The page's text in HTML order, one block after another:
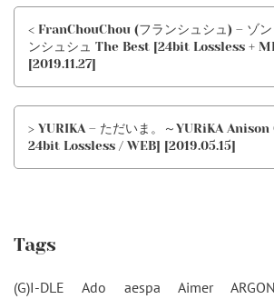
< FranChouChou (フランシュシュ) – ゾン
ンシュシュ The Best [24bit Lossless +
[2019.11.27]
> YURIKA – ただいま。～YURiKA Anison
24bit Lossless / WEB] [2019.05.15]
Tags
(G)I-DLE Ado aespa Aimer